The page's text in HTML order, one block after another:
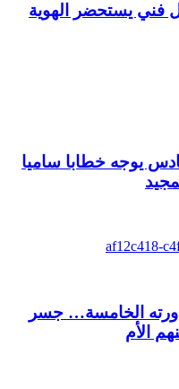
فني يستحضر الهوية
يوجه خطابا ساميا
الخامسة… جسر
الأم